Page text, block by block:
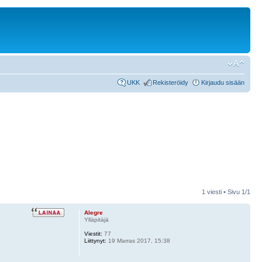
UKK Rekisteröidy Kirjaudu sisään
1 viesti • Sivu 1/1
Alegre
Ylläpitäjä
Viestit: 77
Liittynyt: 19 Marras 2017, 15:38